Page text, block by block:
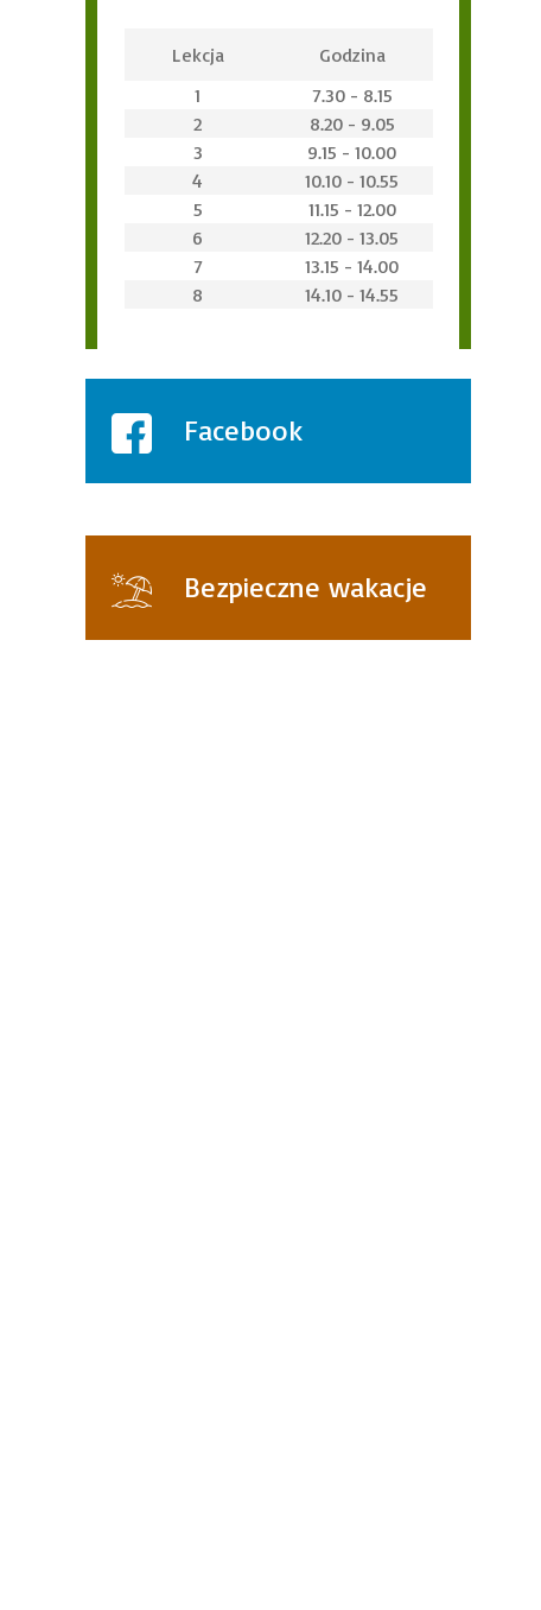
Lekcja
Godzina
1
7.30 - 8.15
2
8.20 - 9.05
3
9.15 - 10.00
4
10.10 - 10.55
5
11.15 - 12.00
6
12.20 - 13.05
7
13.15 - 14.00
8
14.10 - 14.55
Facebook
Bezpieczne wakacje